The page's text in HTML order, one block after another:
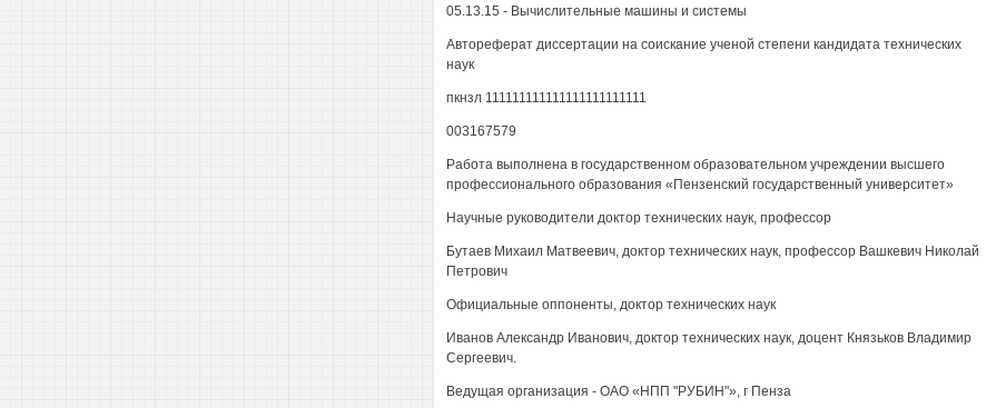
05.13.15 - Вычислительные машины и системы
Автореферат диссертации на соискание ученой степени кандидата технических
наук
пкнзл 111111111111111111111111
003167579
Работа выполнена в государственном образовательном учреждении высшего
профессионального образования «Пензенский государственный университет»
Научные руководители доктор технических наук, профессор
Бутаев Михаил Матвеевич, доктор технических наук, профессор Вашкевич Николай
Петрович
Официальные оппоненты, доктор технических наук
Иванов Александр Иванович, доктор технических наук, доцент Князьков Владимир
Сергеевич.
Ведущая организация - ОАО «НПП "РУБИН"», г Пенза